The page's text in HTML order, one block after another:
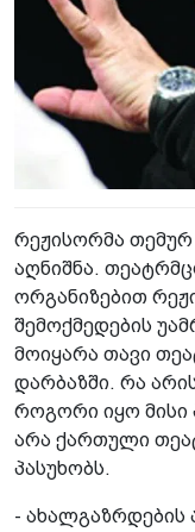
რეჟისორმა თემურ
აღნიშნა.
ორგანიზებით
შემოქმედების
მოიყარა თავი
დარბაზში. რა
როგორი იყო მისი
არა ქართული
პასუხობს.
- ახალგაზრდების